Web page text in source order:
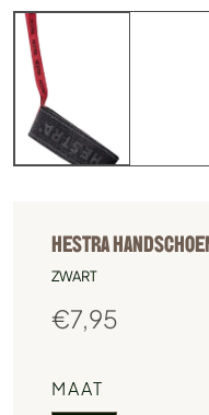
HESTRA
ZWART
€7,95
MAAT